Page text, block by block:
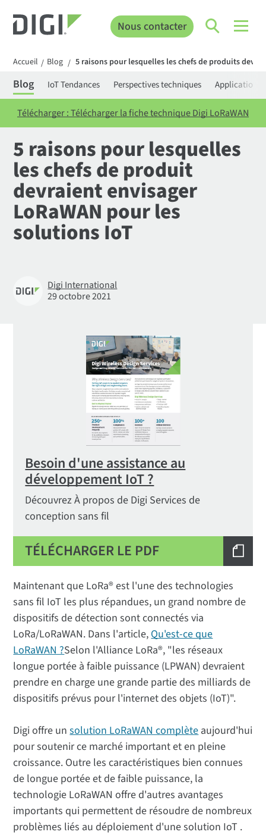
Nous contacter
Accueil / Blog / 5 raisons pour lesquelles les chefs de produits
Blog IoT Tendances Perspectives techniques Applications
Télécharger : Télécharger la fiche technique Digi LoRaWAN
5 raisons pour lesquelles
les chefs de produit
devraient envisager
LoRaWAN pour les
solutions IoT
Digi International
29 octobre 2021
Besoin d'une assistance au
développement IoT ?
Découvrez À propos de Digi Services de
conception sans fil
TÉLÉCHARGER LE PDF
Maintenant que LoRa® est l'une des technologies
sans fil IoT les plus répandues, un grand nombre de
dispositifs de détection sont connectés via
LoRa/LoRaWAN. Dans l'article, Qu'est-ce que
LoRaWAN ?Selon l'Alliance LoRa®, "les réseaux
longue portée à faible puissance (LPWAN) devraient
prendre en charge une grande partie des milliards de
dispositifs prévus pour l'internet des objets (IoT)".
Digi offre unsolution LoRaWAN complète aujourd'hui
pour soutenir ce marché important et en pleine
croissance. Outre les caractéristiques bien connues
de longue portée et de faible puissance, la
technologie LoRaWAN offre d'autres avantages
importants qui permettent de résoudre de nombreux
problèmes liés au déploiement d'une solution IoT .